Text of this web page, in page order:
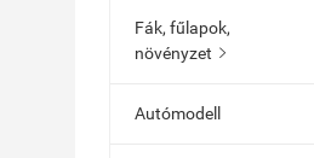
Fák, fűlapok,
növényzet 
Autómodell